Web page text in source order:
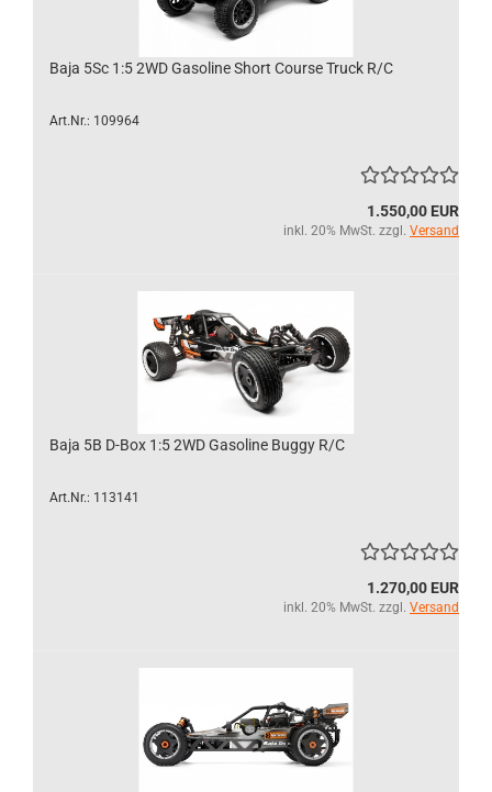
Baja 5Sc 1:5 2WD Gasoline Short Course Truck R/C
Art.Nr.: 109964
1.550,00 EUR
inkl. 20% MwSt. zzgl. Versand
Baja 5B D-Box 1:5 2WD Gasoline Buggy R/C
Art.Nr.: 113141
1.270,00 EUR
inkl. 20% MwSt. zzgl. Versand